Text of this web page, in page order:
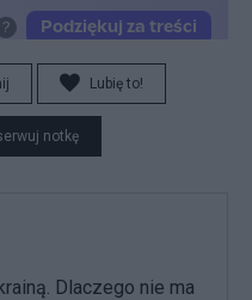
Lubię to!
notkę
Dlaczego nie ma